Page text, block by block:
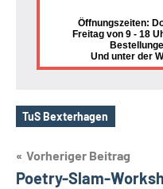
Öffnungszeiten:
Freitag von 9 - 18
Und unter der
Schlagwörter
TuS Bexterhagen
Vorheriger Beitrag
Poetry-Slam-